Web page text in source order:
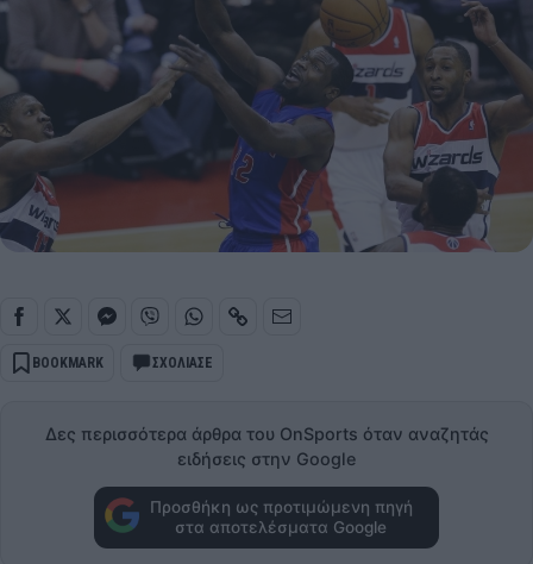
BOOKMARK ΣΧΟΛΙΑΣΕ
Δες περισσότερα άρθρα του OnSports όταν αναζητάς
ειδήσεις στην Google
Προσθήκη ως προτιμώμενη πηγή
στα αποτελέσματα Google